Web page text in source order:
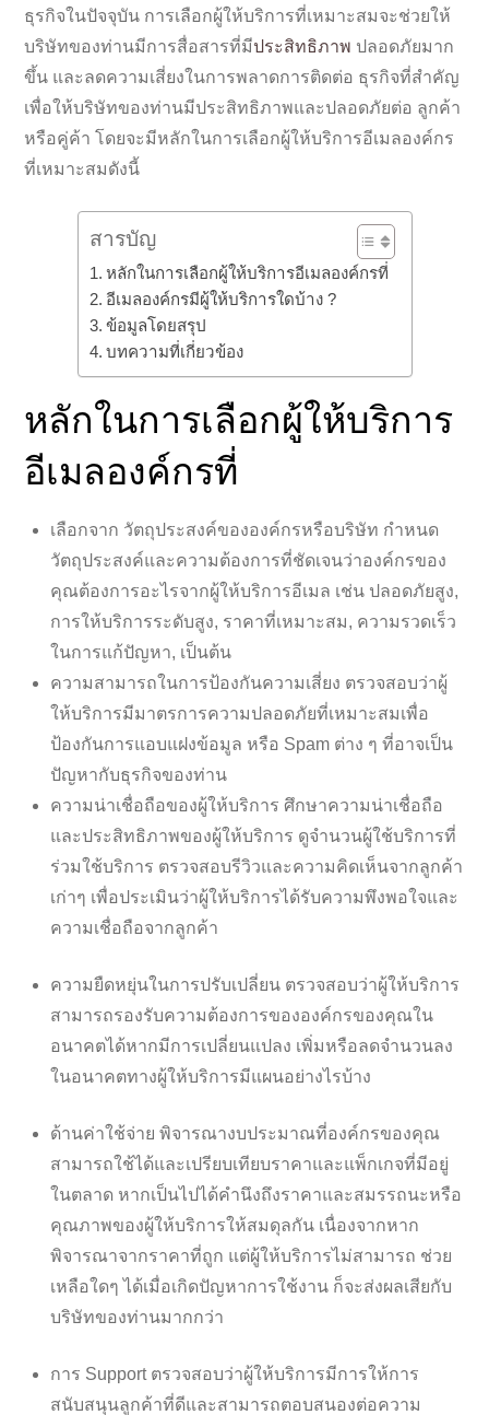
ธุรกิจในปัจจุบัน การเลือกผู้ให้บริการที่เหมาะสมจะช่วยให้
บริษัทของท่านมีการสื่อสารที่มีประสิทธิภาพ ปลอดภัยมาก
ขึ้น และลดความเสี่ยงในการพลาดการติดต่อ ธุรกิจที่สำคัญ
เพื่อให้บริษัทของท่านมีประสิทธิภาพและปลอดภัยต่อ ลูกค้า
หรือคู่ค้า โดยจะมีหลักในการเลือกผู้ให้บริการอีเมลองค์กร
ที่เหมาะสมดังนี้
สารบัญ
หลักในการเลือกผู้ให้บริการอีเมลองค์กรที่
อีเมลองค์กรมีผู้ให้บริการใดบ้าง ?
ข้อมูลโดยสรุป
บทความที่เกี่ยวข้อง
หลักในการเลือกผู้ให้บริการ
อีเมลองค์กรที่
เลือกจาก วัตถุประสงค์ขององค์กรหรือบริษัท กำหนด
วัตถุประสงค์และความต้องการที่ชัดเจนว่าองค์กรของ
คุณต้องการอะไรจากผู้ให้บริการอีเมล เช่น ปลอดภัยสูง,
การให้บริการระดับสูง, ราคาที่เหมาะสม, ความรวดเร็ว
ในการแก้ปัญหา, เป็นต้น
ความสามารถในการป้องกันความเสี่ยง ตรวจสอบว่าผู้
ให้บริการมีมาตรการความปลอดภัยที่เหมาะสมเพื่อ
ป้องกันการแอบแฝงข้อมูล หรือ Spam ต่าง ๆ ที่อาจเป็น
ปัญหากับธุรกิจของท่าน
ความน่าเชื่อถือของผู้ให้บริการ ศึกษาความน่าเชื่อถือ
และประสิทธิภาพของผู้ให้บริการ ดูจำนวนผู้ใช้บริการที่
ร่วมใช้บริการ ตรวจสอบรีวิวและความคิดเห็นจากลูกค้า
เก่าๆ เพื่อประเมินว่าผู้ให้บริการได้รับความพึงพอใจและ
ความเชื่อถือจากลูกค้า
ความยืดหยุ่นในการปรับเปลี่ยน ตรวจสอบว่าผู้ให้บริการ
สามารถรองรับความต้องการขององค์กรของคุณใน
อนาคตได้หากมีการเปลี่ยนแปลง เพิ่มหรือลดจำนวนลง
ในอนาคตทางผู้ให้บริการมีแผนอย่างไรบ้าง
ด้านค่าใช้จ่าย พิจารณางบประมาณที่องค์กรของคุณ
สามารถใช้ได้และเปรียบเทียบราคาและแพ็กเกจที่มีอยู่
ในตลาด หากเป็นไปได้คำนึงถึงราคาและสมรรถนะหรือ
คุณภาพของผู้ให้บริการให้สมดุลกัน เนื่องจากหาก
พิจารณาจากราคาที่ถูก แต่ผู้ให้บริการไม่สามารถ ช่วย
เหลือใดๆ ได้เมื่อเกิดปัญหาการใช้งาน ก็จะส่งผลเสียกับ
บริษัทของท่านมากกว่า
การ Support ตรวจสอบว่าผู้ให้บริการมีการให้การ
สนับสนุนลูกค้าที่ดีและสามารถตอบสนองต่อความ